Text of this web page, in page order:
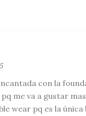
con la
me va a gustar
wear pq es la única